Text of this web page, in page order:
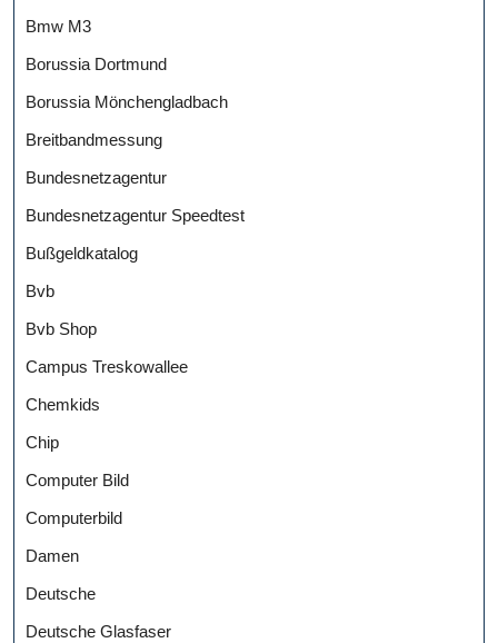
Bmw M3
Borussia Dortmund
Borussia Mönchengladbach
Breitbandmessung
Bundesnetzagentur
Bundesnetzagentur Speedtest
Bußgeldkatalog
Bvb
Bvb Shop
Campus Treskowallee
Chemkids
Chip
Computer Bild
Computerbild
Damen
Deutsche
Deutsche Glasfaser